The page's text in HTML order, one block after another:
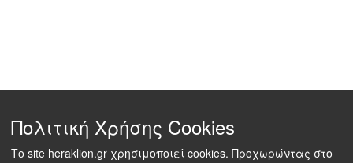
Πολιτική Χρήσης Cookies
Το site heraklion.gr χρησιμοποιεί cookies. Προχωρώντας στο